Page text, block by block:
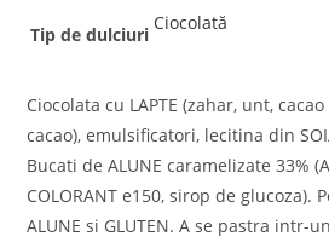
Tip de dulciuri
Ciocolată
Ciocolata cu LAPTE (zahar, unt, cacao
cacao), emulsificatori, lecitina din
Bucati de ALUNE caramelizate 33%
COLORANT e150, sirop de glucoza).
ALUNE si GLUTEN. A se pastra intr-